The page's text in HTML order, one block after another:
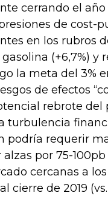
cerrando el
de cost-
en los rubros
(+6,7%) y
la meta del 3%
de efectos
rebrote
turbulencia
podría requerir
por 75-100pb
cercanas a
cierre de 2019